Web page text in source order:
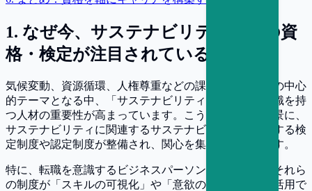
1. なぜ今、サステナビリティ関連の資
格・検定が注目されているのか
気候変動、資源循環、人権尊重などの課題が企業経営の中心
的テーマとなる中、「サステナビリティ」に関する知識を持
つ人材の重要性が高まっています。こうした流れを背景に、
サステナビリティに関連するサステナビリティに関連する検
定制度や認定制度が整備され、関心を集めつつあります。
特に、転職を意識するビジネスパーソンにとっては、それら
の制度が「スキルの可視化」や「意欲の証明」として活用で